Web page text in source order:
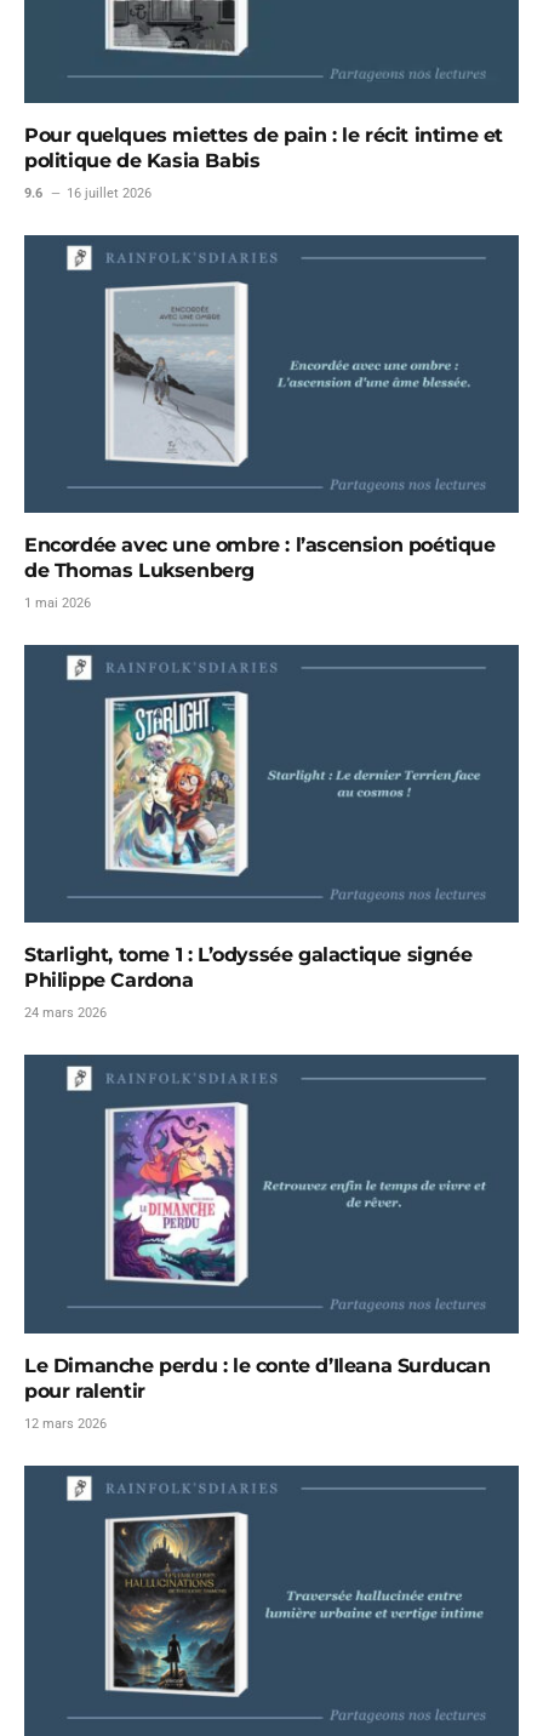
Pour quelques miettes de pain : le récit intime et
politique de Kasia Babis
9.6 16 juillet 2026
Encordée avec une ombre : l’ascension poétique
de Thomas Luksenberg
1 mai 2026
Starlight, tome 1 : L’odyssée galactique signée
Philippe Cardona
24 mars 2026
Le Dimanche perdu : le conte d’Ileana Surducan
pour ralentir
12 mars 2026